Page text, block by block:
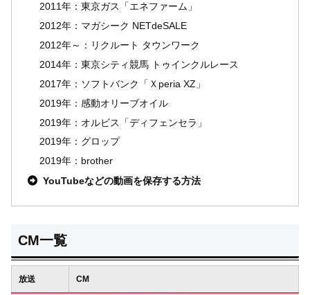
2011年：東京ガス「エネファーム」
2012年：マガシーク NETdeSALE
2012年～：リクルート タウンワーク
2014年：東京シティ競馬 トゥインクルレース
2017年：ソフトバンク「Ｘperia XZ」
2019年：感動オリーブオイル
2019年：オルビス「ディフェンセラ」
2019年：グロップ
2019年：brother
YouTubeなどの動画を保存する方法
CM一覧
放送 CM